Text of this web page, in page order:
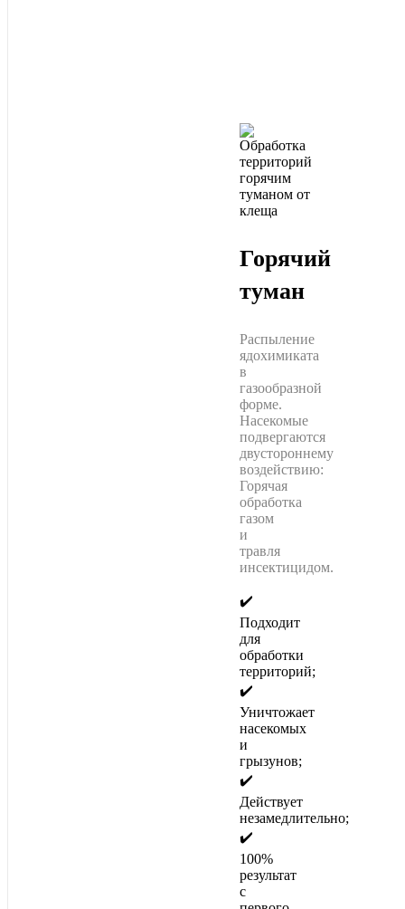
Горячий
туман
Распыление
ядохимиката
в
газообразной
форме.
Насекомые
подвергаются
двустороннему
воздействию:
Горячая
обработка
газом
и
травля
инсектицидом.
✔️
Подходит
для
обработки
территорий;
✔️
Уничтожает
насекомых
и
грызунов;
✔️
Действует
незамедлительно;
✔️
100%
результат
с